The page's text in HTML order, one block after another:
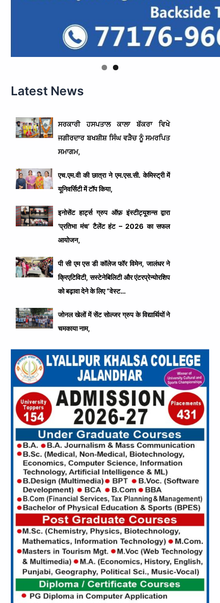
Latest News
ਸਰਕਾਰੀ ਹਸਪਤਾਲ ਕਾਲਾ ਬੱਕਰਾ ਵਿਖੇ
ਜਗੀਰਦਾਰ ਬਖਸ਼ੀਸ਼ ਸਿੰਘ ਵੜੈਚ ਨੂੰ ਸਮਰਪਿਤ
ਸਮਾਗਮ,
एच.एम.वी की छात्रा ने एम.एस.सी. केमिस्ट्री में
यूनिवर्सिटी में टॉप किया,
इनोसेंट हार्ट्स ग्रुप ऑफ़ इंस्टीट्यूशन्स द्वारा
‘प्रतिभा मंच’ टैलेंट हंट – 2026 का सफल
आयोजन,
पी सी एम एस डी कॉलेज फॉर विमेन, जालंधर ने
क्रिएटिविटी, सस्टेनेबिलिटी और एंटरप्रेन्योरशिप
को बढ़ावा देने के लिए “वेस्ट…
जोनल खेलों में सेंट सोल्जर ग्रुप के विद्यार्थियों ने
चमकाया नाम,